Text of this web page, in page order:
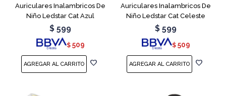
Auriculares Inalambricos De
Niño Ledstar Cat Azul
$ 599
$ 509
Auriculares Inalambricos De
Niño Ledstar Cat Celeste
$ 599
$ 509